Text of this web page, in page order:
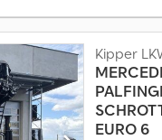
Kipper
EURO 6